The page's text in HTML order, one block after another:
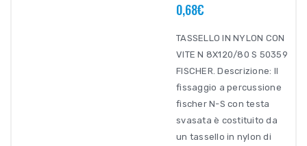
0,68€
TASSELLO IN NYLON CON
VITE N 8X120/80 S 50359
FISCHER. Descrizione: Il
fissaggio a percussione
fischer N-S con testa
svasata è costituito da
un tassello in nylon di